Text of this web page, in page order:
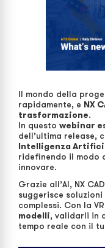
Il mondo della
rapidamente, e NX
trasformazione.
In questo webinar
dell’ultima release,
Intelligenza
ridefinendo il modo
innovare.
Grazie all’AI, NX
suggerisce
complessi. Con la
modelli, validarli in
tempo reale con il